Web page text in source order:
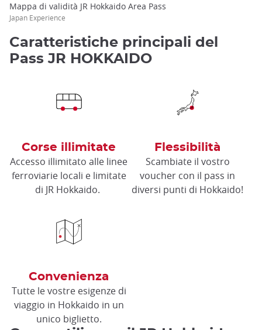
Mappa di validità JR Hokkaido Area Pass
Japan Experience
Caratteristiche principali del
Pass JR HOKKAIDO
Corse illimitate
Accesso illimitato alle linee
ferroviarie locali e limitate
di JR Hokkaido.
Flessibilità
Scambiate il vostro
voucher con il pass in
diversi punti di Hokkaido!
Convenienza
Tutte le vostre esigenze di
viaggio in Hokkaido in un
unico biglietto.